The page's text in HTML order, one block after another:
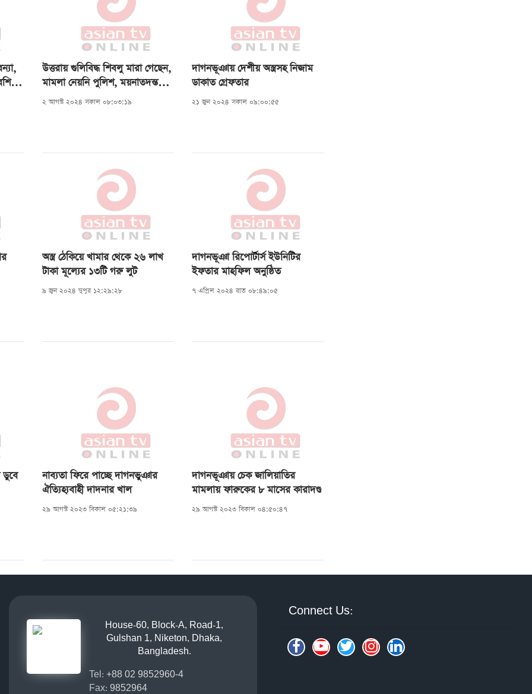
উত্তরায় গুলিবিদ্ধ শিবলু মারা গেছেন,
মামলা নেয়নি পুলিশ, ময়নাতদন্ত
ছাড়াই দাফন
২ আগস্ট ২০২৪ সকাল ০৮:০৩:১৯
দাগনভূঞায় দেশীয় অস্ত্রসহ নিজাম
ডাকাত গ্রেফতার
২১ জুন ২০২৪ সকাল ০৯:০০:৫৫
অস্ত্র ঠেকিয়ে খামার থেকে ২৬ লাখ
টাকা মূল্যের ১৩টি গরু লুট
৯ জুন ২০২৪ দুপুর ১২:২৯:২৮
দাগনভূঞা রিপোর্টার্স ইউনিটির
ইফতার মাহফিল অনুষ্ঠিত
৭ এপ্রিল ২০২৪ রাত ০৮:৪৯:০৫
নাব্যতা ফিরে পাচ্ছে দাগনভুঞার
ঐত্যিহ্যবাহী দাদনার খাল
২৯ আগস্ট ২০২৩ বিকাল ০৫:২১:৩৯
দাগনভূঞায় চেক জালিয়াতির
মামলায় ফারুকের ৮ মাসের কারাদণ্ড
২৯ আগস্ট ২০২৩ বিকাল ০৪:৫০:৪৭
House-60, Block-A, Road-1,
Gulshan 1, Niketon, Dhaka,
Bangladesh.
Tel: +88 02 9852960-4
Fax: 9852964
Connect Us: